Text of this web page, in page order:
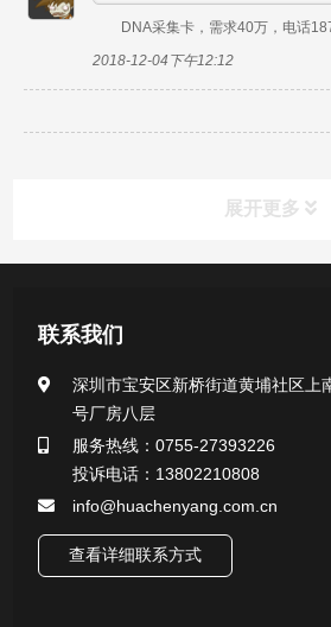
DNA采集卡，需求40万，电话
2018-12-04下午12:12
展开更多
一次性使用采样器系列
微生物样本保存液（通用运输传媒介
核酸（DNA&RNA）样本采集与保存
联系我们
深圳市宝安区新桥街道黄埔社区上
号厂房八层
服务热线：0755-27393226
投诉电话：13802210808
info@huachenyang.com.cn
查看详细联系方式